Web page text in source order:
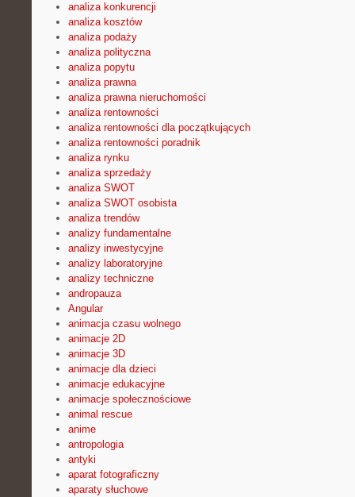
analiza konkurencji
analiza kosztów
analiza podaży
analiza polityczna
analiza popytu
analiza prawna
analiza prawna nieruchomości
analiza rentowności
analiza rentowności dla początkujących
analiza rentowności poradnik
analiza rynku
analiza sprzedaży
analiza SWOT
analiza SWOT osobista
analiza trendów
analizy fundamentalne
analizy inwestycyjne
analizy laboratoryjne
analizy techniczne
andropauza
Angular
animacja czasu wolnego
animacje 2D
animacje 3D
animacje dla dzieci
animacje edukacyjne
animacje społecznościowe
animal rescue
anime
antropologia
antyki
aparat fotograficzny
aparaty słuchowe